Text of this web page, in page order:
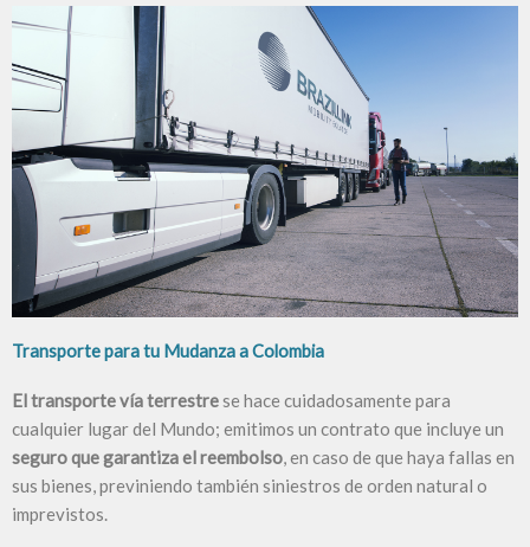
Transporte para tu Mudanza a Colombia
Eltransporte vía terrestrese hace cuidadosamente para
cualquier lugar del Mundo; emitimos un contrato que incluye un
seguro que garantizael reembolso, en caso de que haya fallas en
sus bienes, previniendo también siniestros de orden natural o
imprevistos.